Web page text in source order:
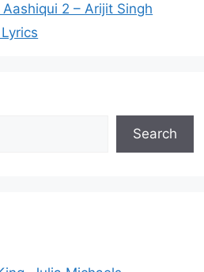
2 – Arijit Singh
Search